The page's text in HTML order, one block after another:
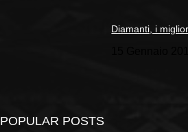
Diamanti, i
POPULAR POSTS